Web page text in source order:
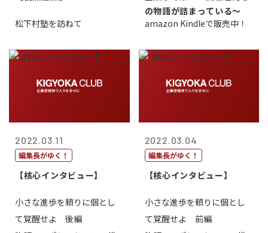
松下村塾を訪ねて
の物語が詰まっている〜
amazon Kindleで販売中！
2022.03.11
編集長がゆく！
【核心インタビュー】
小さな進歩を頼りに個とし
て覚醒せよ 後編
2022.03.04
編集長がゆく！
【核心インタビュー】
小さな進歩を頼りに個とし
て覚醒せよ 前編